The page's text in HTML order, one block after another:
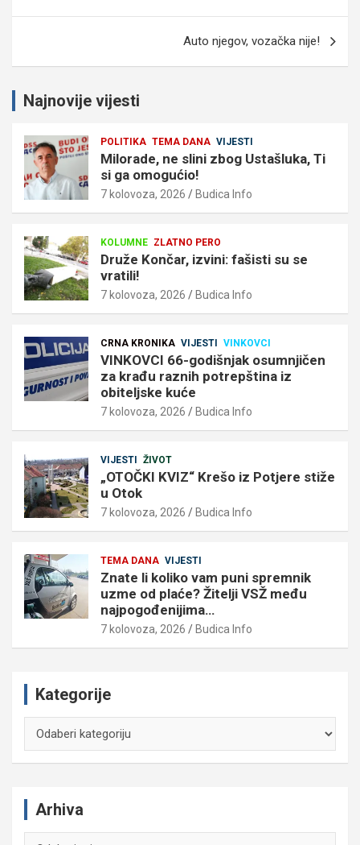
Auto njegov, vozačka nije!
Najnovije vijesti
POLITIKA TEMA DANA VIJESTI
Milorade, ne slini zbog Ustašluka, Ti
si ga omogućio!
7 kolovoza, 2026 Budica Info
KOLUMNE ZLATNO PERO
Druže Končar, izvini: fašisti su se
vratili!
7 kolovoza, 2026 Budica Info
CRNA KRONIKA VIJESTI VINKOVCI
VINKOVCI 66-godišnjak osumnjičen
za krađu raznih potrepština iz
obiteljske kuće
7 kolovoza, 2026 Budica Info
VIJESTI ŽIVOT
„OTOČKI KVIZ“ Krešo iz Potjere stiže
u Otok
7 kolovoza, 2026 Budica Info
TEMA DANA VIJESTI
Znate li koliko vam puni spremnik
uzme od plaće? Žitelji VSŽ među
najpogođenijima…
7 kolovoza, 2026 Budica Info
Kategorije
Arhiva